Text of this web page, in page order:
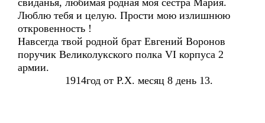
свиданья, любимая родная моя сестра Мария.
Люблю тебя и целую. Прости мою излишнюю
откровенность !
Навсегда твой родной брат Евгений Воронов
поручик Великолукского полка VI корпуса 2
армии.
1914год от Р.Х. месяц 8 день 13.